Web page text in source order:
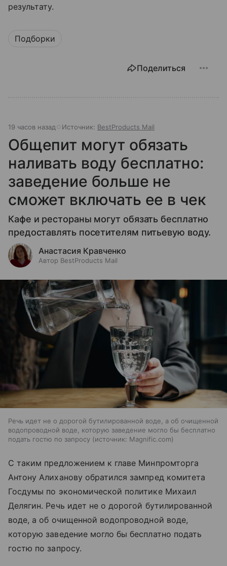
результату.
Подборки
Поделиться
19 часов назад Источник: BestProducts Mail
Общепит могут обязать
наливать воду бесплатно:
заведение больше не
сможет включать ее в чек
Кафе и рестораны могут обязать бесплатно
предоставлять посетителям питьевую воду.
Анастасия Кравченко
Автор BestProducts Mail
Речь идет не о дорогой бутилированной воде, а об очищенной
водопроводной воде, которую заведение могло бы бесплатно
подать гостю по запросу
источник: Magnific.com
С таким предложением к главе Минпромторга
Антону Алиханову обратился зампред комитета
Госдумы по экономической политике Михаил
Делягин. Речь идет не о дорогой бутилированной
воде, а об очищенной водопроводной воде,
которую заведение могло бы бесплатно подать
гостю по запросу.